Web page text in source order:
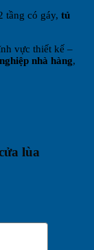
tầng có gáy, tủ
vực thiết kế –
nhà hàng,
lùa